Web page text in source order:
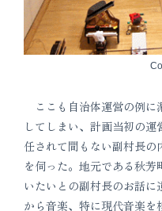
ここも自治体運営の例に
してしまい、計画当初の
任されて間もない副村長の
を伺った。地元である秋芳
いたいとの副村長のお話
から音楽、特に現代音楽